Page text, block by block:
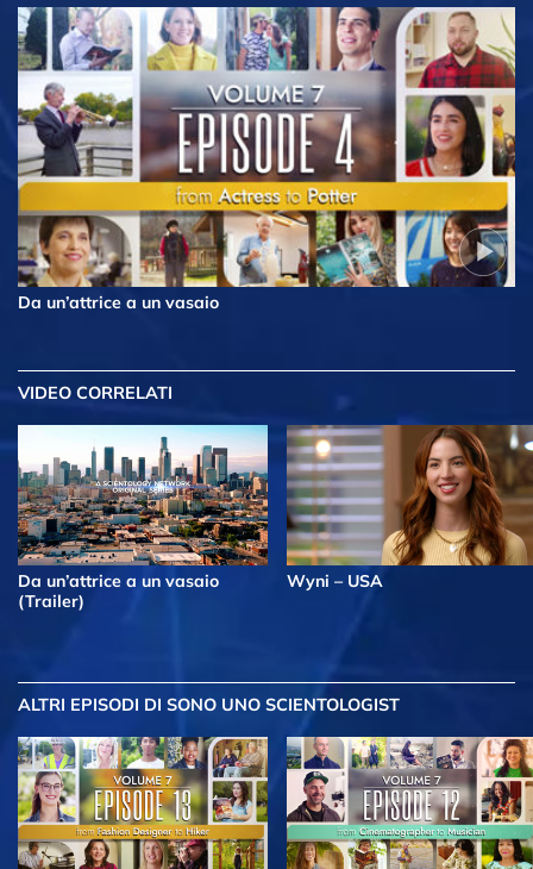
Da un’attrice a un vasaio
VIDEO CORRELATI
Da un’attrice a un vasaio
(Trailer)
Wyni – USA
ALTRI EPISODI DI SONO UNO SCIENTOLOGIST